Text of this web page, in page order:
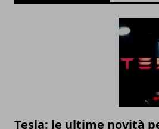
Tesla: le ultime novità